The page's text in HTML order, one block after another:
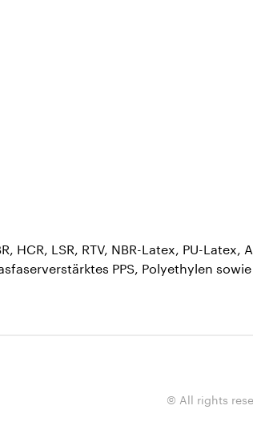
HCR, LSR, RTV, NBR-Latex, PU-Latex,
PPS, Polyethylen
© All rights